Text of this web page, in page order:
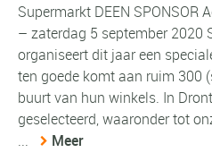
Supermarkt DEEN SPONSOR
– zaterdag 5 september 2020
organiseert dit jaar een
ten goede komt aan ruim 300
buurt van hun winkels. In
geselecteerd, waaronder tot
...
Meer